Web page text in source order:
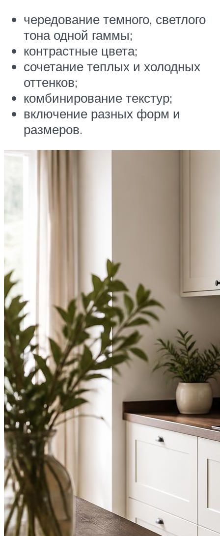
чередование темного, светлого
тона одной гаммы;
контрастные цвета;
сочетание теплых и холодных
оттенков;
комбинирование текстур;
включение разных форм и
размеров.